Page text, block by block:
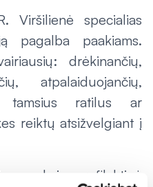
Viršilienė specialias
pagalba paakiams.
drėkinančių,
atpalaiduojančių,
tamsius ratilus ar
reiktų atsižvelgiant į
kaip profilaktinė